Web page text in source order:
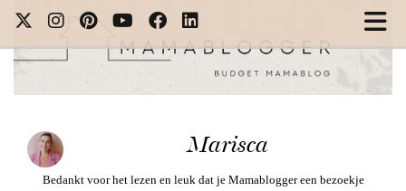
Marisca
Bedankt voor het lezen en leuk dat je Mamablogger een bezoekje